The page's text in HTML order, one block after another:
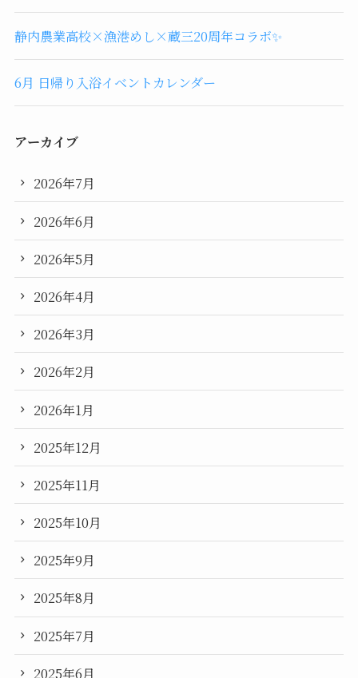
静内農業高校×漁港めし×蔵三20周年コラボ✨
6月 日帰り入浴イベントカレンダー
アーカイブ
2026年7月
2026年6月
2026年5月
2026年4月
2026年3月
2026年2月
2026年1月
2025年12月
2025年11月
2025年10月
2025年9月
2025年8月
2025年7月
2025年6月